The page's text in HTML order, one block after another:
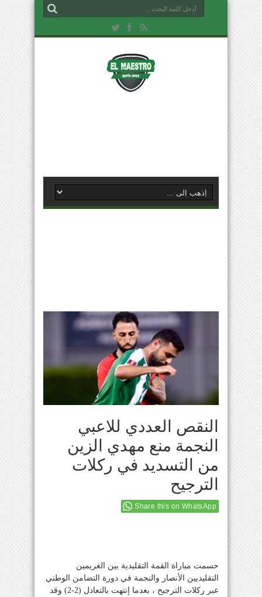
النقص العددي للاعبي
النجمة منع مهدي الزين
من التسديد في ركلات
الترجيح
Share this on WhatsApp
حسمت مباراة القمة التقليدية بين الغريمين
التقليديين الأنصار والنجمة في دورة التضامن الوطني
عبر ركلات الترجيح ، بعدما إنتهت بالتعادل (2-2) وقد